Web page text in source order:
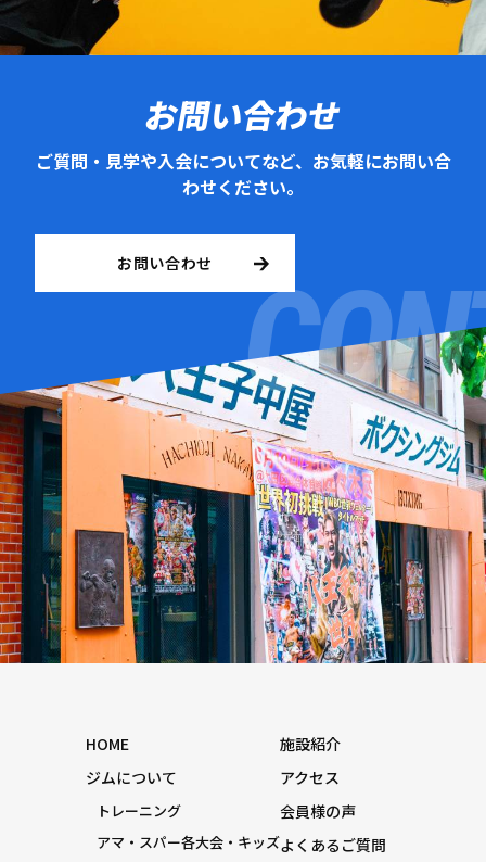
お問い合わせ
ご質問・見学や入会についてなど、お気軽にお問い合
わせください。
お問い合わせ
HOME
ジムについて
トレーニング
アマ・スパー各大会・キッズ
施設紹介
アクセス
会員様の声
よくあるご質問